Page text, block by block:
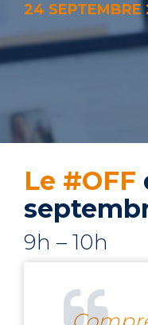
24 SEPTEMBRE
Le #OFF
9h – 10h